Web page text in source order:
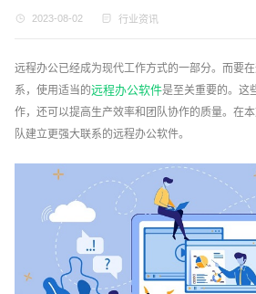
2023-08-02 行业资讯
远程办公已经成为现代工作方式的一部分。而要
系，使用适当的远程办公软件是至关重要的。这
作，还可以提高生产效率和团队协作的质量。在
队建立更强大联系的远程办公软件。